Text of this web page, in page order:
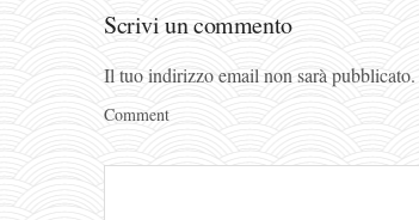
Scrivi un commento
Il tuo indirizzo email non sarà pubblicato.
Comment